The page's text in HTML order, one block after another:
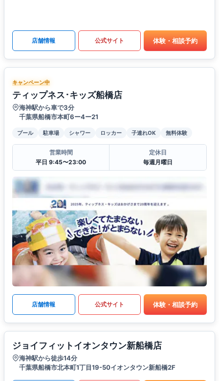
店舗情報 公式サイト 体験・相談予約
キャンペーン中
ティップネス･キッズ船橋店
海神駅から車で3分
千葉県船橋市本町6ー4ー21
プール 駐車場 シャワー ロッカー 子連れOK 無料体験
営業時間
平日 9:45〜23:00
定休日
毎週月曜日
店舗情報 公式サイト 体験・相談予約
ジョイフィットイオンタウン新船橋店
海神駅から徒歩14分
千葉県船橋市北本町1丁目19-50イオンタウン新船橋2F